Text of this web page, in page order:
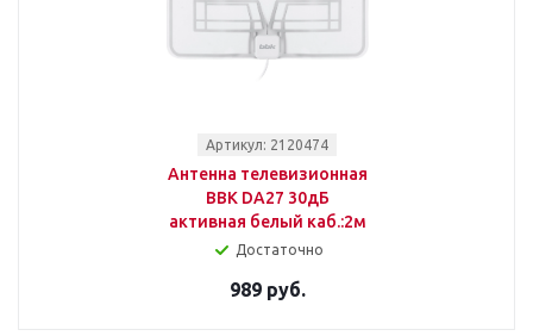
Артикул: 2120474
Антенна телевизионная
BBK DA27 30дБ
активная белый каб.:2м
Достаточно
989 руб.